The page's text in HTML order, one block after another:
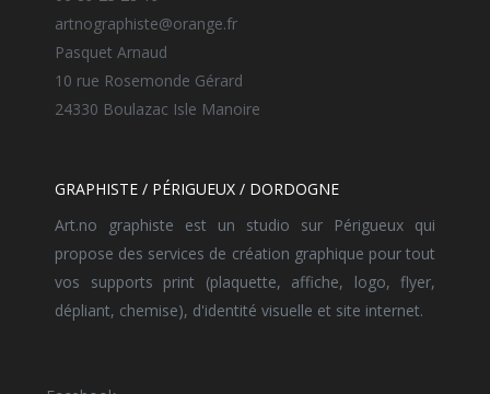
artnographiste@orange.fr
Pasquet Arnaud
10 rue Rosemonde Gérard
24330 Boulazac Isle Manoire
GRAPHISTE / PÉRIGUEUX / DORDOGNE
Art.no graphiste est un studio sur Périgueux qui
propose des services de création graphique pour tout
vos supports print (plaquette, affiche, logo, flyer,
dépliant, chemise), d'identité visuelle et site internet.